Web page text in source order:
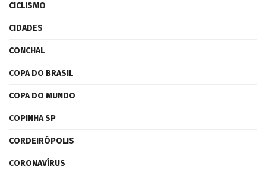
CICLISMO
CIDADES
CONCHAL
COPA DO BRASIL
COPA DO MUNDO
COPINHA SP
CORDEIRÓPOLIS
CORONAVÍRUS